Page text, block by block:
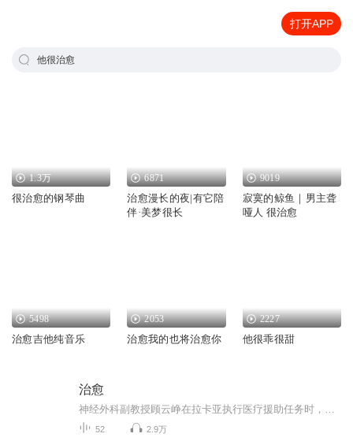
打开APP
他很治愈
1.3万
很治愈的钢琴曲
6871
治愈漫长的夜|有它陪
伴·美梦很长
9019
寂寞的鲸鱼｜男主聋
哑人 很治愈
5498
治愈吉他纯音乐
2053
治愈我的也将治愈你
2227
他很乖很甜
治愈
52 2.9万